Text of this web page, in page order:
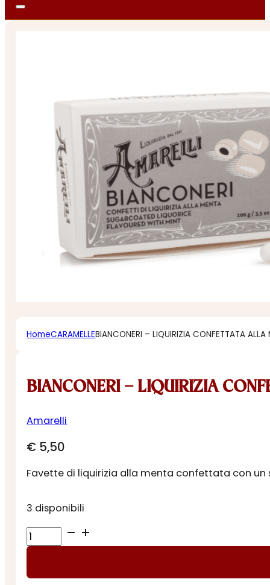
HomeCARAMELLEBIANCONERI – LIQUIRIZIA CONFETTATA ALLA
BIANCONERI – LIQUIRIZIA
Amarelli
€ 5,50
Favette di liquirizia alla menta confettata con
3 disponibili
BIANCONERI
-
CONFETTATA